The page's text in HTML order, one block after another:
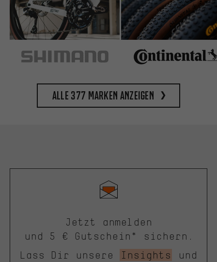
Alle 377 Marken anzeigen
Jetzt anmelden
und 5 € Gutschein* sichern.
Lass Dir unsere
Insights
und